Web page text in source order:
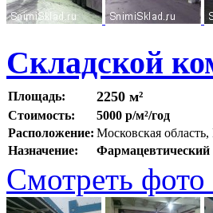
Складской
Площадь: 2250 м²
Стоимость:
5000 р/м²/год
Расположение: Московская
Назначение:
Фармацевтический
Смотреть